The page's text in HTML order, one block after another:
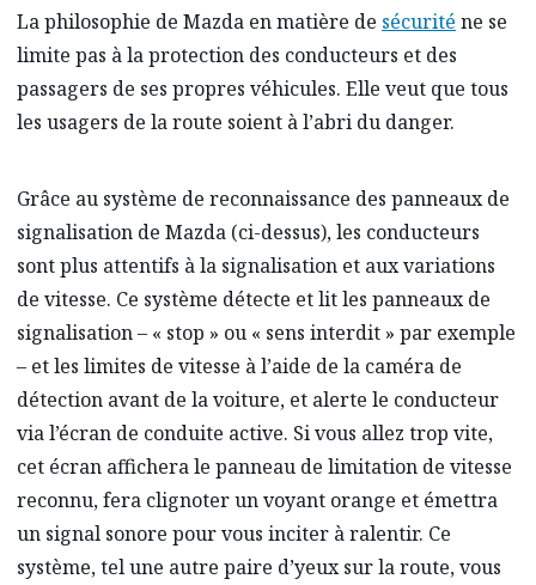
La philosophie de Mazda en matière de sécurité ne se
limite pas à la protection des conducteurs et des
passagers de ses propres véhicules. Elle veut que tous
les usagers de la route soient à l’abri du danger.
Grâce au système de reconnaissance des panneaux de
signalisation de Mazda (ci-dessus), les conducteurs
sont plus attentifs à la signalisation et aux variations
de vitesse. Ce système détecte et lit les panneaux de
signalisation – « stop » ou « sens interdit » par exemple
– et les limites de vitesse à l’aide de la caméra de
détection avant de la voiture, et alerte le conducteur
via l’écran de conduite active. Si vous allez trop vite,
cet écran affichera le panneau de limitation de vitesse
reconnu, fera clignoter un voyant orange et émettra
un signal sonore pour vous inciter à ralentir. Ce
système, tel une autre paire d’yeux sur la route, vous